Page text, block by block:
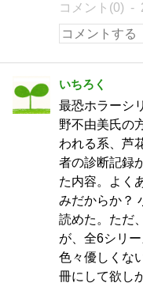
コメント(0)
いちろく
最恐ホラーシ
野不由美氏の
われる系、芦
者の診断記録
た内容。よく
みだからか？
読めた。ただ
が、全6シリ
色々優しくな
冊にして欲し